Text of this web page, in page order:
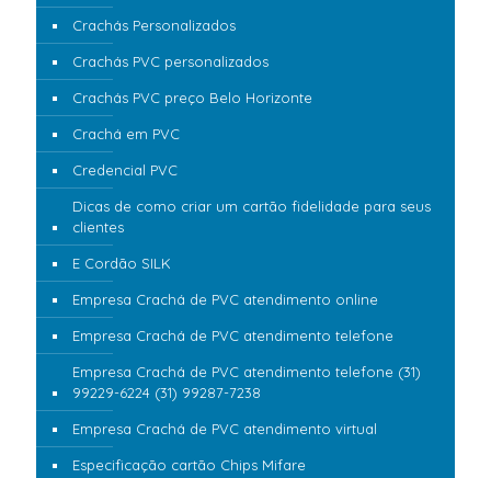
Crachás Personalizados
Crachás PVC personalizados
Crachás PVC preço Belo Horizonte
Crachá em PVC
Credencial PVC
Dicas de como criar um cartão fidelidade para seus
clientes
E Cordão SILK
Empresa Crachá de PVC atendimento online
Empresa Crachá de PVC atendimento telefone
Empresa Crachá de PVC atendimento telefone (31)
99229-6224 (31) 99287-7238
Empresa Crachá de PVC atendimento virtual
Especificação cartão Chips Mifare